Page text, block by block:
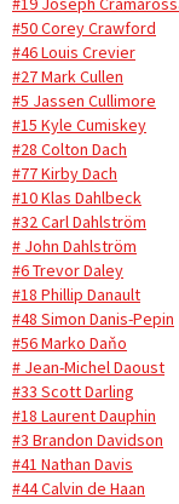
#50 Corey Crawford
#46 Louis Crevier
#27 Mark Cullen
#5 Jassen Cullimore
#15 Kyle Cumiskey
#28 Colton Dach
#77 Kirby Dach
#10 Klas Dahlbeck
#32 Carl Dahlström
# John Dahlström
#6 Trevor Daley
#18 Phillip Danault
#48 Simon Danis-Pepin
#56 Marko Daňo
# Jean-Michel Daoust
#33 Scott Darling
#18 Laurent Dauphin
#3 Brandon Davidson
#41 Nathan Davis
#44 Calvin de Haan